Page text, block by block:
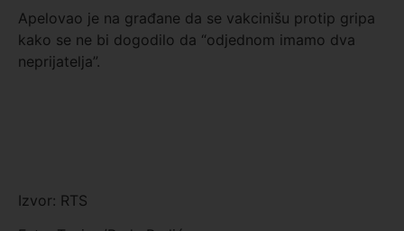
Apelovao je na građane da se vakcinišu protip gripa
kako se ne bi dogodilo da “odjednom imamo dva
neprijatelja”.
Izvor: RTS